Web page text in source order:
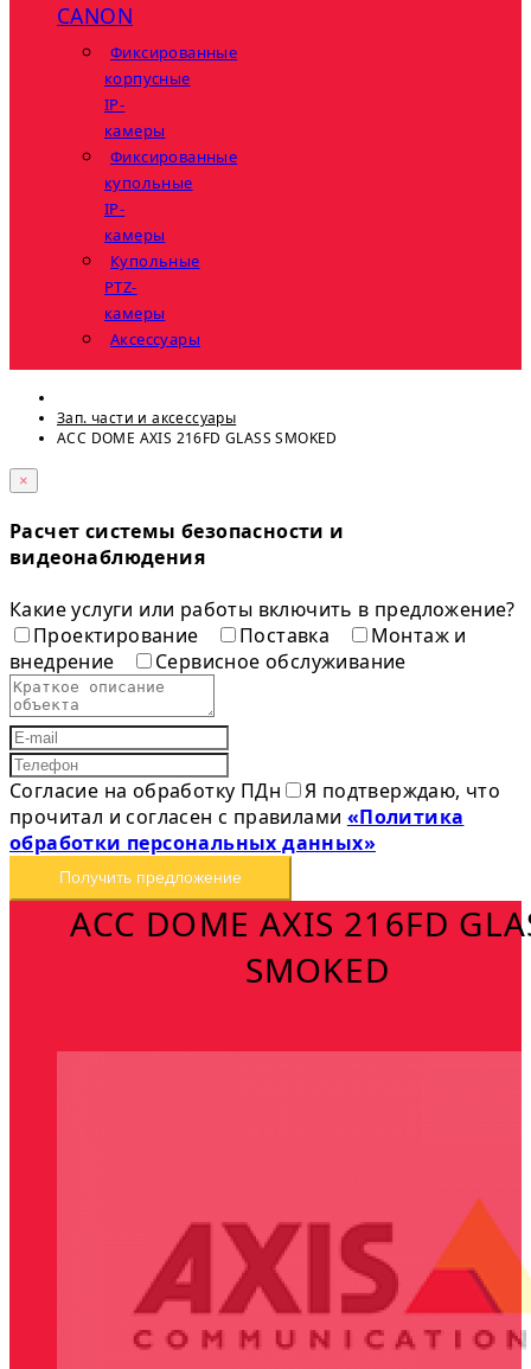
CANON
Фиксированные
корпусные
IP-
камеры
Фиксированные
купольные
IP-
камеры
Купольные
PTZ-
камеры
Аксессуары
Зап. части и аксессуары
ACC DOME AXIS 216FD GLASS SMOKED
×
Расчет системы безопасности и
видеонаблюдения
Какие услуги или работы включить в предложение?
Проектирование
Поставка
Монтаж и
внедрение
Сервисное обслуживание
Согласие на обработку ПДн
Я подтверждаю, что
прочитал и согласен с правилами «Политика
обработки персональных данных»
Получить предложение
ACC DOME AXIS 216FD
SMOKED